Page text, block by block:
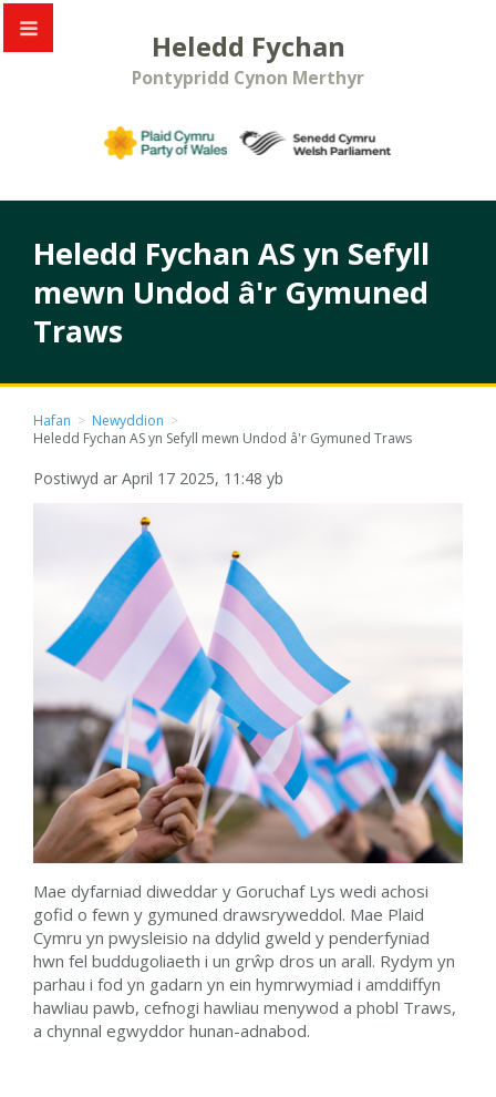
Heledd Fychan
Pontypridd Cynon Merthyr
Heledd Fychan AS yn Sefyll
mewn Undod â'r Gymuned
Traws
Hafan > Newyddion >
Heledd Fychan AS yn Sefyll mewn Undod â'r Gymuned Traws
Postiwyd ar April 17 2025, 11:48 yb
Mae dyfarniad diweddar y Goruchaf Lys wedi achosi
gofid o fewn y gymuned drawsryweddol. Mae Plaid
Cymru yn pwysleisio na ddylid gweld y penderfyniad
hwn fel buddugoliaeth i un grŵp dros un arall. Rydym yn
parhau i fod yn gadarn yn ein hymrwymiad i amddiffyn
hawliau pawb, cefnogi hawliau menywod a phobl Traws,
a chynnal egwyddor hunan-adnabod.